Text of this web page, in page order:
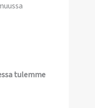
tulemme